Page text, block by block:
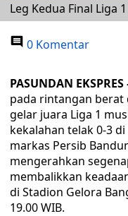
Leg Kedua Final Liga
0 Komentar
PASUNDAN EKSPRES
pada rintangan berat
gelar juara Liga 1
kekalahan telak 0-3
markas Persib
mengerahkan
membalikkan
di Stadion Gelora
19.00 WIB.